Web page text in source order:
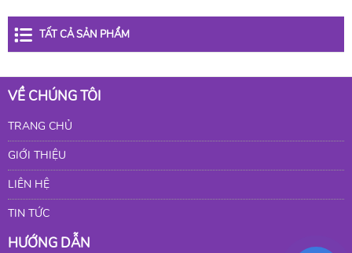
TẤT CẢ SẢN PHẨM
VỀ CHÚNG TÔI
TRANG CHỦ
GIỚI THIỆU
LIÊN HỆ
TIN TỨC
HƯỚNG DẪN